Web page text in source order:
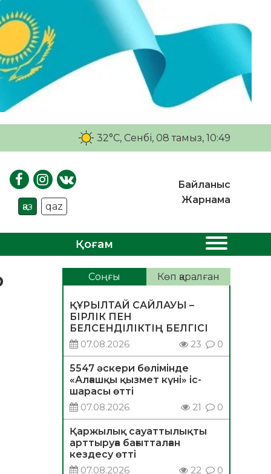
32°C, Сенбі, 08 тамыз, 10:49
қаз qaz
Байланыс
Жарнама
Қоғам
Соңғы Көп қаралған
ҚҰРЫЛТАЙ САЙЛАУЫ –
БІРЛІК ПЕН
БЕЛСЕНДІЛІКТІҢ БЕЛГІСІ
07.08.2026
23 0
5547 әскери бөлімінде
«Алғашқы қызмет күні» іс-
шарасы өтті
07.08.2026
21 0
Қаржылық сауаттылықты
арттыруға бағытталған
кездесу өтті
07.08.2026
22 0